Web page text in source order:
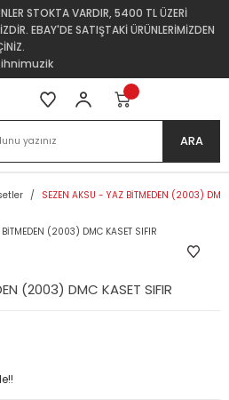
STOKTA VARDIR, 5400 TL ÜZERİ
EBAY'DE SATIŞTAKİ ÜRÜNLERİMİZDEN
ARA
SEZEN AKSU - YAZ BİTMEDEN (2003) DMC
(2003) DMC KASET SIFIR